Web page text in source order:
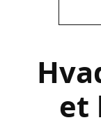
et